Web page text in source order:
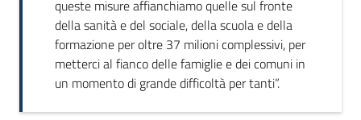
queste misure affianchiamo quelle sul fronte
della sanità e del sociale, della scuola e della
formazione per oltre 37 milioni complessivi, per
metterci al fianco delle famiglie e dei comuni in
un momento di grande difficoltà per tanti”.